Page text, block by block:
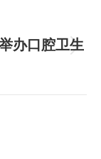
办口腔卫生